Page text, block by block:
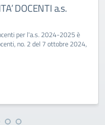
DOCENTI a.s.
per l'a.s. 2024-2025 è
no. 2 del 7 ottobre 2024,